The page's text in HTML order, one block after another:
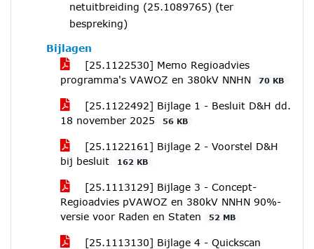
netuitbreiding (25.1089765) (ter
bespreking)
Bijlagen
[25.1122530] Memo Regioadvies
programma's VAWOZ en 380kV NNHN
70 KB
[25.1122492] Bijlage 1 - Besluit D&H dd.
18 november 2025
56 KB
[25.1122161] Bijlage 2 - Voorstel D&H
bij besluit
162 KB
[25.1113129] Bijlage 3 - Concept-
Regioadvies pVAWOZ en 380kV NNHN 90%-
versie voor Raden en Staten
52 MB
[25.1113130] Bijlage 4 - Quickscan